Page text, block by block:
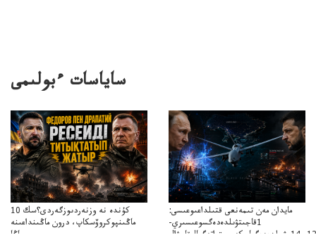
ساياسات ءبولىمى
10 كۇندە نە وزنەردىوزگەردى؟سك
ماڭىنپوكروۆسكاپ، درون ماڭىنداعىنە
جاڭا
مايدان مەن تىمەنعى قتىلداعىوعىسى:
1قاجىتۋىلدەدەگسوعىسىري-